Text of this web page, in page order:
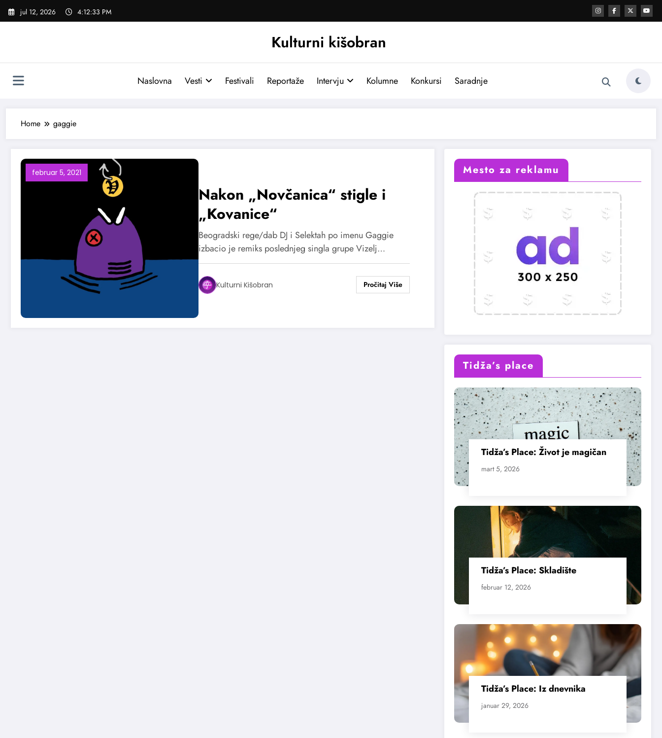
Skoči
jul 12, 2026 4:12:34 PM
Kulturni kišobran
Naslovna Vesti Festivali Reportaže Intervju Kolumne Konkursi Saradnje
Home gaggie
februar 5, 2021
Nakon „Novčanica“ stigle i
„Kovanice“
Beogradski rege/dab DJ i Selektah po imenu Gaggie
izbacio je remiks poslednjeg singla grupe Vizelj…
Kulturni Kišobran
Mesto za reklamu
Tidža’s place
Tidža’s Place: Život je magičan
mart 5, 2026
Tidža’s Place: Skladište
februar 12, 2026
Tidža’s Place: Iz dnevnika
januar 29, 2026